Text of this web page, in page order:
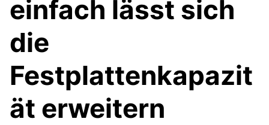
einfach lässt sich
die
Festplattenkapazit
ät erweitern